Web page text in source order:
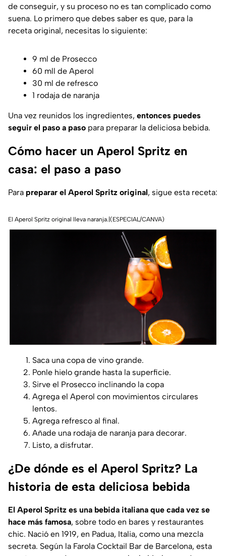
de conseguir, y su proceso no es tan complicado como
suena. Lo primero que debes saber es que, para la
receta original, necesitas lo siguiente:
9 ml de Prosecco
60 mll de Aperol
30 ml de refresco
1 rodaja de naranja
Una vez reunidos los ingredientes, entonces puedes
seguir el paso a paso para preparar la deliciosa bebida.
Cómo hacer un Aperol Spritz en
casa: el paso a paso
Para preparar el Aperol Spritz original, sigue esta receta:
El Aperol Spritz original lleva naranja.|(ESPECIAL/CANVA)
Saca una copa de vino grande.
Ponle hielo grande hasta la superficie.
Sirve el Prosecco inclinando la copa
Agrega el Aperol con movimientos circulares
lentos.
Agrega refresco al final.
Añade una rodaja de naranja para decorar.
Listo, a disfrutar.
¿De dónde es el Aperol Spritz? La
historia de esta deliciosa bebida
El Aperol Spritz es una bebida italiana que cada vez se
hace más famosa, sobre todo en bares y restaurantes
chic. Nació en 1919, en Padua, Italia, como una mezcla
secreta. Según la Farola Cocktail Bar de Barcelona, esta